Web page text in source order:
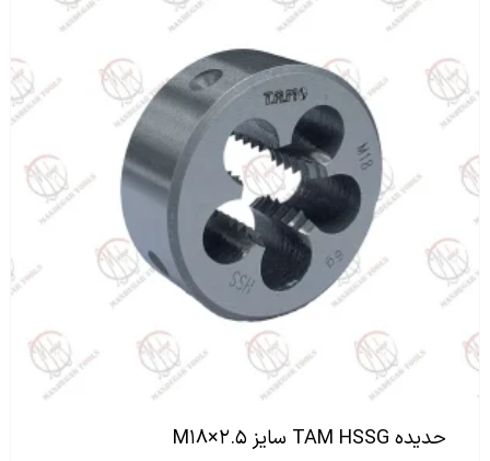
حدیده TAM HSSG سایز M۱۸×۲.۵